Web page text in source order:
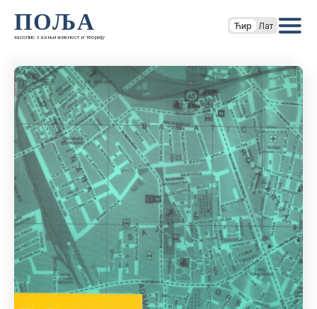
ПОЉА
часопис за књижевност и теорију
Ћир Лат